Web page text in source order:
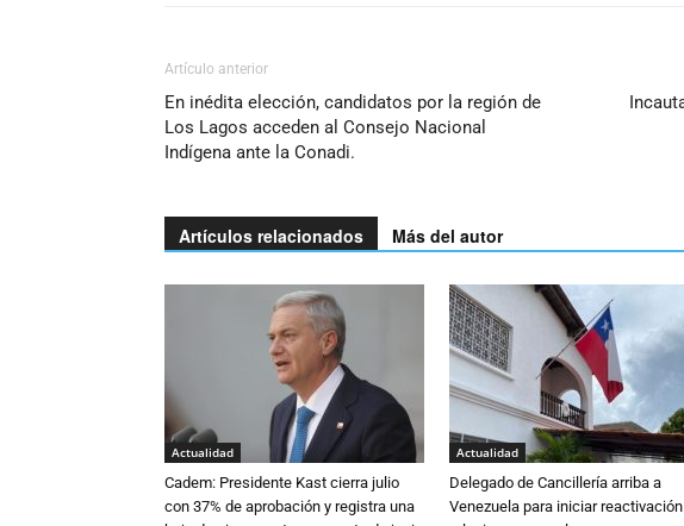
Artículo anterior
En inédita elección, candidatos por la región de
Los Lagos acceden al Consejo Nacional
Indígena ante la Conadi.
Artículos relacionados Más del autor
Actualidad
Cadem: Presidente Kast cierra julio
con 37% de aprobación y registra una
Actualidad
Delegado de Cancillería arriba a
Venezuela para iniciar